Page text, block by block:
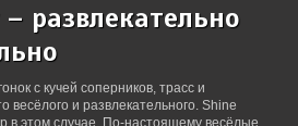
развлекательно
с кучей соперников, трасс и
весёлого и развлекательного. Shine
в этом случае. По-настоящему весёлые